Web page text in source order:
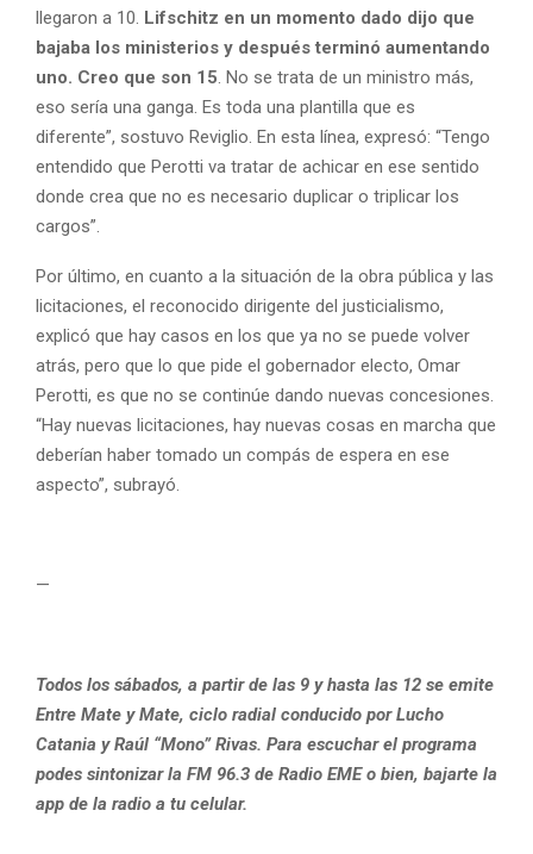
llegaron a 10. Lifschitz en un momento dado dijo que
bajaba los ministerios y después terminó aumentando
uno. Creo que son 15 . No se trata de un ministro más,
eso sería una ganga. Es toda una plantilla que es
diferente”, sostuvo Reviglio. En esta línea, expresó: “Tengo
entendido que Perotti va tratar de achicar en ese sentido
donde crea que no es necesario duplicar o triplicar los
cargos”.
Por último, en cuanto a la situación de la obra pública y las
licitaciones, el reconocido dirigente del justicialismo,
explicó que hay casos en los que ya no se puede volver
atrás, pero que lo que pide el gobernador electo, Omar
Perotti, es que no se continúe dando nuevas concesiones.
“Hay nuevas licitaciones, hay nuevas cosas en marcha que
deberían haber tomado un compás de espera en ese
aspecto”, subrayó.
—
Todos los sábados, a partir de las 9 y hasta las 12 se emite
Entre Mate y Mate, ciclo radial conducido por Lucho
Catania y Raúl “Mono” Rivas. Para escuchar el programa
podes sintonizar la FM 96.3 de Radio EME o bien, bajarte la
app de la radio a tu celular.